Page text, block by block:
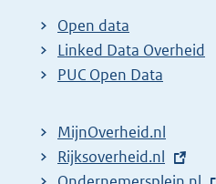
t
e
r
l
i
Open data
Linked Data Overheid
PUC Open Data
MijnOverheid.nl
E
Rijksoverheid.nl